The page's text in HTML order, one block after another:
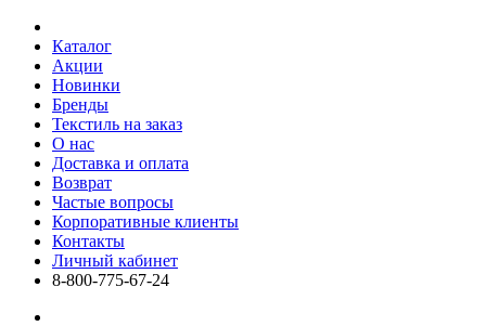
Каталог
Акции
Новинки
Бренды
Текстиль на заказ
О нас
Доставка и оплата
Возврат
Частые вопросы
Корпоративные клиенты
Контакты
Личный кабинет
8-800-775-67-24